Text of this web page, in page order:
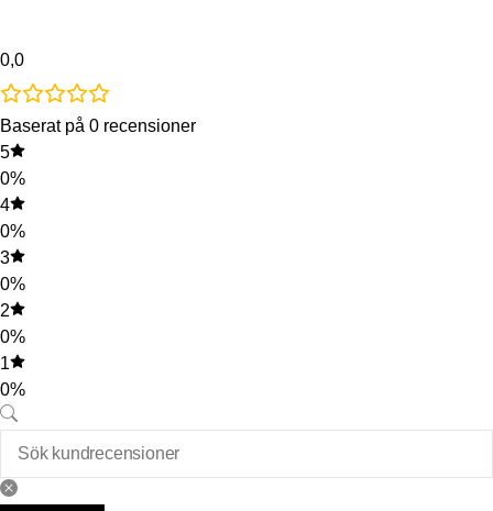
0,0
Baserat på 0 recensioner
5
0%
4
0%
3
0%
2
0%
1
0%